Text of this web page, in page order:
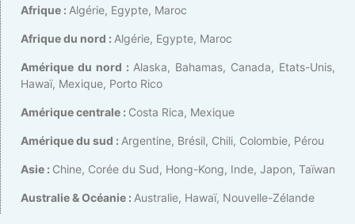
Afrique : Algérie, Egypte, Maroc
Afrique du nord : Algérie, Egypte, Maroc
Amérique du nord : Alaska, Bahamas, Canada, Etats-Unis,
Hawaï, Mexique, Porto Rico
Amérique centrale : Costa Rica, Mexique
Amérique du sud : Argentine, Brésil, Chili, Colombie, Pérou
Asie : Chine, Corée du Sud, Hong-Kong, Inde, Japon, Taïwan
Australie & Océanie : Australie, Hawaï, Nouvelle-Zélande